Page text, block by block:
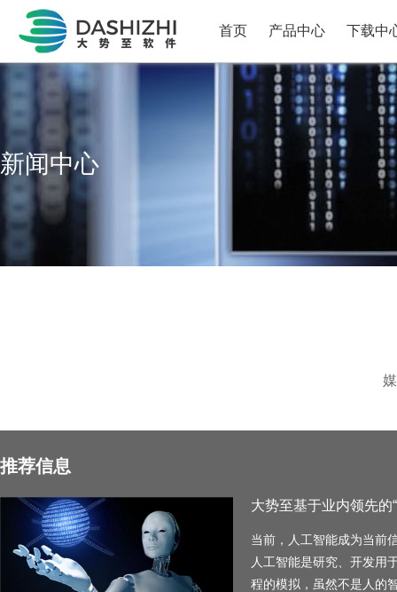
首页 产品中心 下载中
新闻中心
推荐信息
大势至基于业内领先的
当前，人工智能成为当前
人工智能是研究、开发用
程的模拟，虽然不是人的